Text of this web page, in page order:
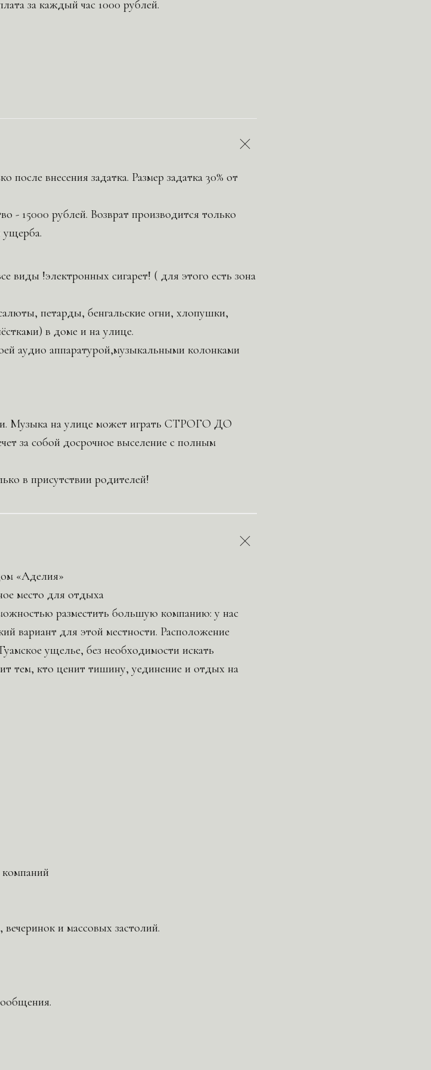
за каждый час 1000 рублей.
после внесения задатка. Размер задатка 30% от
- 15000 рублей. Возврат производится только
ущерба.
виды !электронных сигарет! ( для этого есть зона
петарды, бенгальские огни, хлопушки,
в доме и на улице.
аудио аппаратурой,музыкальными колонками
Музыка на улице может играть СТРОГО ДО
за собой досрочное выселение с полным
в присутствии родителей!
«Аделия»
место для отдыха
разместить большую компанию: у нас
вариант для этой местности. Расположение
ущелье, без необходимости искать
тем, кто ценит тишину, уединение и отдых на
и массовых застолий.